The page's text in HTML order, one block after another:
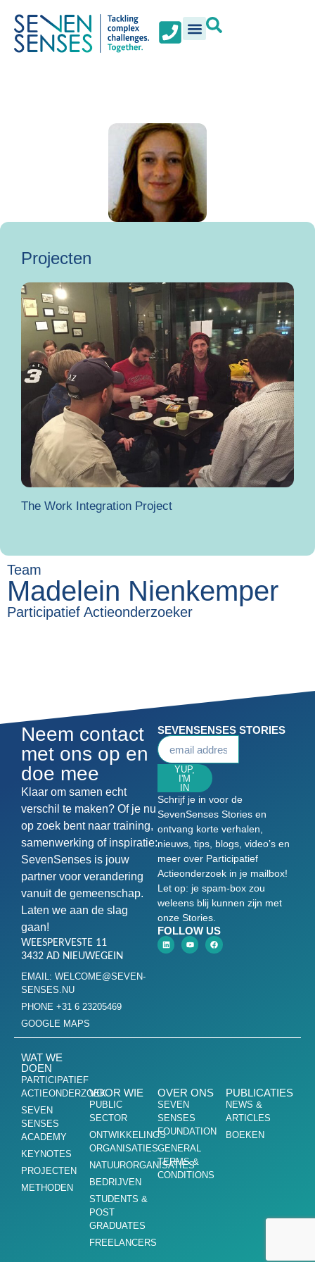
Projecten
The Work Integration Project
Team
Madelein Nienkemper
Participatief Actieonderzoeker
Neem contact
met ons op en
doe mee
Klaar om samen echt
verschil te maken? Of je nu
op zoek bent naar training,
samenwerking of inspiratie:
SevenSenses is jouw
partner voor verandering
vanuit de gemeenschap.
Laten we aan de slag
gaan!
WEESPERVESTE 11
3432 AD NIEUWEGEIN
EMAIL: WELCOME@SEVEN-
SENSES.NU
PHONE +31 6 23205469
GOOGLE MAPS
SEVENSENSES STORIES
YUP,
I'M
IN
Schrijf je in voor de
SevenSenses Stories en
ontvang korte verhalen,
nieuws, tips, blogs, video’s en
meer over Participatief
Actieonderzoek in je mailbox!
Let op: je spam-box zou
weleens blij kunnen zijn met
onze Stories.
FOLLOW US
WAT WE
DOEN
PARTICIPATIEF
ACTIEONDERZOEK
SEVEN
SENSES
ACADEMY
KEYNOTES
PROJECTEN
METHODEN
VOOR WIE
PUBLIC
SECTOR
ONTWIKKELINGS
ORGANISATIES
NATUURORGANISATIES
BEDRIJVEN
STUDENTS &
POST
GRADUATES
FREELANCERS
OVER ONS
SEVEN
SENSES
FOUNDATION
GENERAL
TERMS &
CONDITIONS
PUBLICATIES
NEWS &
ARTICLES
BOEKEN